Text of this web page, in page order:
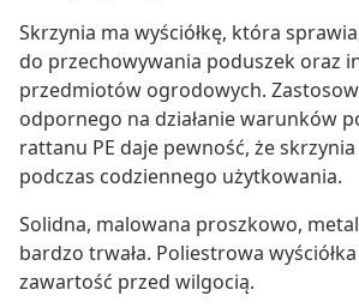
Skrzynia ma wyściółkę, która
do przechowywania poduszek oraz
przedmiotów ogrodowych.
odpornego na działanie warunków
rattanu PE daje pewność, że
podczas codziennego użytkowania.
Solidna, malowana proszkowo,
bardzo trwała. Poliestrowa
zawartość przed wilgocią.